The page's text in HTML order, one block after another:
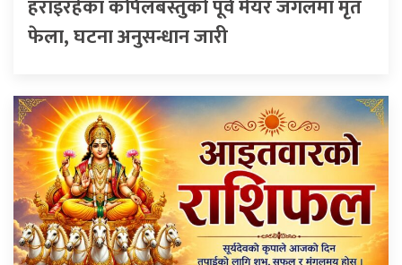
हराइरहेका कपिलबस्तुको पूर्व मेयर जंगलमा मृत
फेला, घटना अनुसन्धान जारी